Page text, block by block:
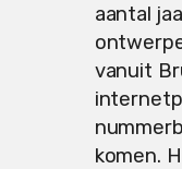
aantal
vanuit
komen.